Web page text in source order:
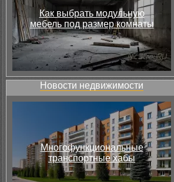
Как выбрать модульную
мебель под размер комнаты
Новости недвижимости
Многофункциональные
транспортные хабы